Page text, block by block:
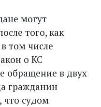
могут
того, как
том числе
о КС
обращение в двух
гражданин
что судом